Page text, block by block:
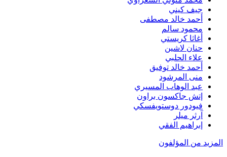
جيف كيني
أحمد خالد مصطفى
محمود سالم
أغاثا كريستي
حنان لاشين
علاء الحلبي
أحمد خالد توفيق
منى المرشود
عبد الوهاب المسيري
إتش جاكسون براون
فيودور دوستويفسكي
آرثر ميلر
إبراهيم الفقي
المزيد من المؤلفون